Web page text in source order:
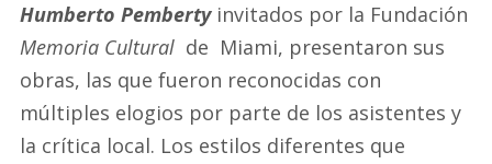
Humberto Pembertyinvitados por la Fundación
Memoria Culturalde Miami, presentaron sus
obras, las que fueron reconocidas con
múltiples elogios por parte de los asistentes y
la crítica local. Los estilos diferentes que